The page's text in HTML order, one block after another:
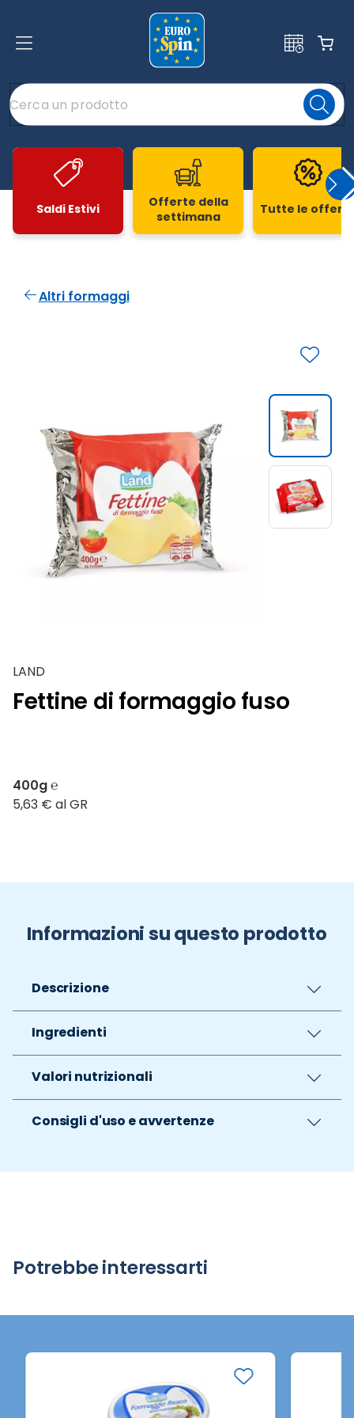
Saldi Estivi
Offerte della
settimana
Tutte le
Altri formaggi
LAND
Fettine di formaggio fuso
400g ℮
5,63 € al GR
Informazioni su questo prodotto
Descrizione
Ingredienti
Valori nutrizionali
Consigli d'uso e avvertenze
Potrebbe interessarti